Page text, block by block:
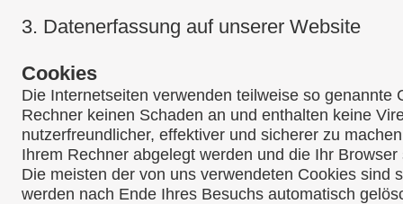
3. Datenerfassung auf unserer Website
Cookies
Die Internetseiten verwenden teilweise so genannte
Rechner keinen Schaden an und enthalten keine
nutzerfreundlicher, effektiver und sicherer zu
Ihrem Rechner abgelegt werden und die Ihr Browser
Die meisten der von uns verwendeten Cookies sind
werden nach Ende Ihres Besuchs automatisch